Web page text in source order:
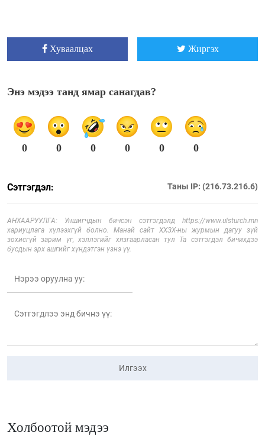
Хуваалцах Жиргэх
Энэ мэдээ танд ямар санагдав?
0 0 0 0 0 0
Сэтгэгдэл: Таны IP: (216.73.216.6)
АНХААРУУЛГА: Уншигчдын бичсэн сэтгэгдэлд https://www.ulsturch.mn
хариуцлага хүлээхгүй болно. Манай сайт ХХЗХ-ны журмын дагуу зүй
зохисгүй зарим үг, хэллэгийг хязгаарласан тул Та сэтгэгдэл бичихдээ
бусдын эрх ашгийг хүндэтгэн үзнэ үү.
Илгээх
Холбоотой мэдээ